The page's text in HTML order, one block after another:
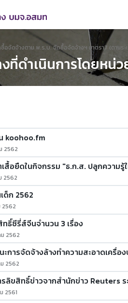
อจัดจ้างตาม พ.ร.บ. จัดซื้อจัดจ้างฯ มาตรา7 (ตามร
ที่ดำเนินการโดยหน่
koohoo.fm
2562
สื้อยืดในกิจกรรม "ธ.ก.ส. ปลูกความรู้
2562
ด็ก 2562
2562
ทธิ์ซีรี่ส์จีนจำนวน 3 เรื่อง
2562
ะการจัดจ้างล้างทำความสะอาดเครื่
2562
ลิขสิทธิ์ข่าวจากสำนักข่าว Reuters ร
2561